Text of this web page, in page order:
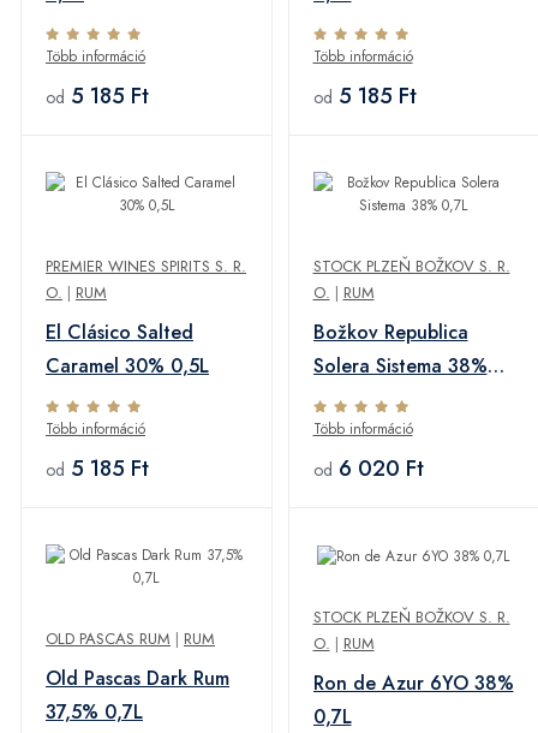
Több információ
od 5 185 Ft
Több információ
od 5 185 Ft
PREMIER WINES SPIRITS S. R.
O. | RUM
El Clásico Salted
Caramel 30% 0,5L
Több információ
od 5 185 Ft
STOCK PLZEŇ BOŽKOV S. R.
O. | RUM
Božkov Republica
Solera Sistema 38%
0,7L
Több információ
od 6 020 Ft
OLD PASCAS RUM | RUM
Old Pascas Dark Rum
37,5% 0,7L
STOCK PLZEŇ BOŽKOV S. R.
O. | RUM
Ron de Azur 6YO 38%
0,7L